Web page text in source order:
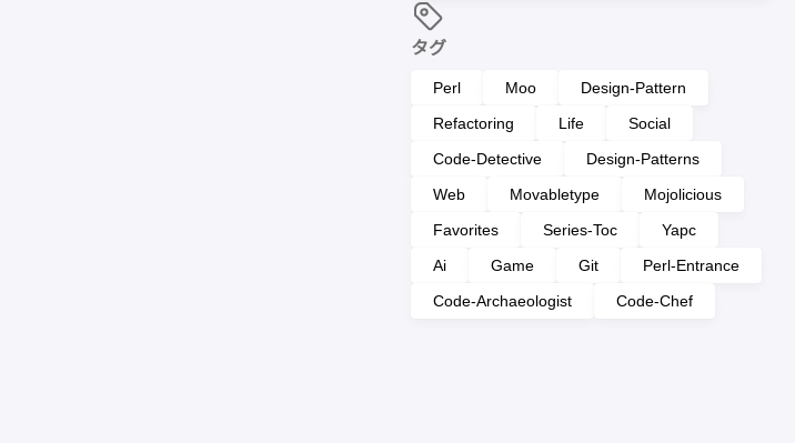
タグ
Perl Moo
Design-Pattern
Refactoring
Life
Social
Code-Detective
Design-Patterns
Web
Movabletype
Mojolicious
Favorites
Series-Toc
Yapc
Ai
Game Git
Perl-Entrance
Code-Archaeologist
Code-Chef